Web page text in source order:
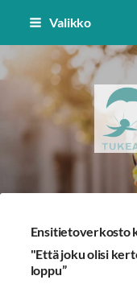
Siirry
Valikko
Ensitietoverkosto
"Että joku olisi
loppu”